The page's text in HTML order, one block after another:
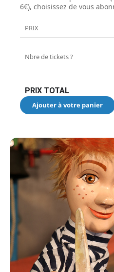
6€), choisissez de vous
PRIX
Nbre de tickets ?
PRIX TOTAL
Ajouter à votre panier